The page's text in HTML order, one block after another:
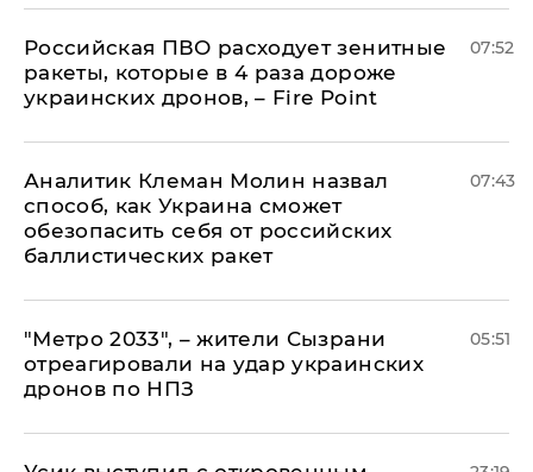
Российская ПВО расходует зенитные
ракеты, которые в 4 раза дороже
украинских дронов, – Fire Point
07:52
Аналитик Клеман Молин назвал
способ, как Украина сможет
обезопасить себя от российских
баллистических ракет
07:43
"Метро 2033", – жители Сызрани
отреагировали на удар украинских
дронов по НПЗ
05:51